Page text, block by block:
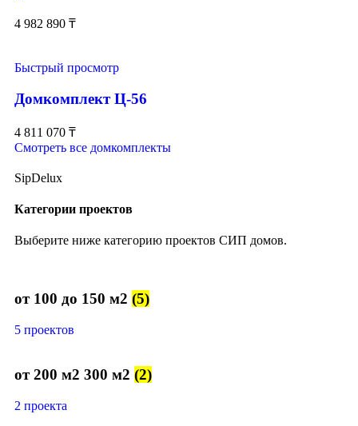
4 982 890 ₸
Быстрый просмотр
Домкомплект Ц-56
4 811 070 ₸
Смотреть все домкомплекты
SipDelux
Категории проектов
Выберите ниже категорию проектов СИП домов.
от 100 до 150 м2 (5)
5 проектов
от 200 м2 300 м2 (2)
2 проекта